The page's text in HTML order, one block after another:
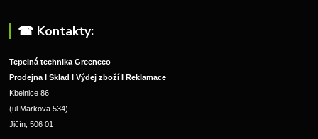
☎︎ Kontakty:
Tepelná technika Greeneco
Prodejna I Sklad I Výdej zboží I Reklamace
Kbelnice 86
(ul.Markova 534)
Jičín, 506 01